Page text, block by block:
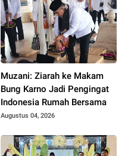
Muzani: Ziarah ke Makam
Bung Karno Jadi Pengingat
Indonesia Rumah Bersama
Augustus 04, 2026